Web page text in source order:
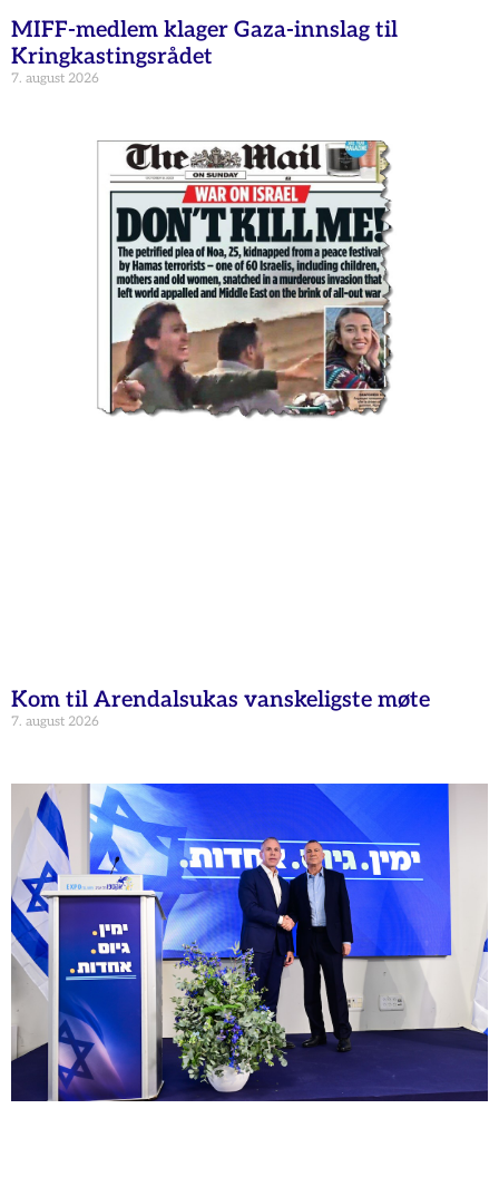
MIFF-medlem klager Gaza-innslag til
Kringkastingsrådet
7. august 2026
Kom til Arendalsukas vanskeligste møte
7. august 2026